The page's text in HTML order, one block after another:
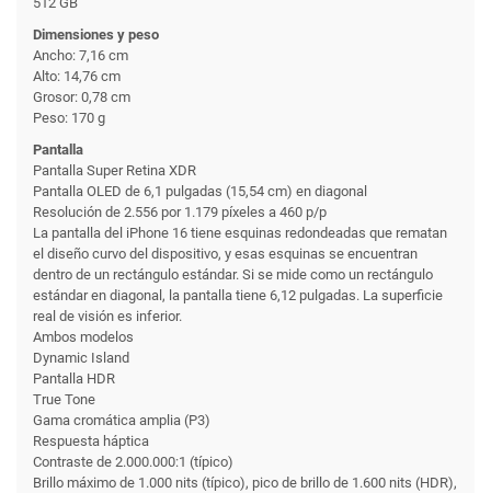
Dimensiones y peso
Ancho: 7,16 cm
Alto: 14,76 cm
Grosor: 0,78 cm
Peso: 170 g
Pantalla
Pantalla Super Retina XDR
Pantalla OLED de 6,1 pulgadas (15,54 cm) en diagonal
Resolución de 2.556 por 1.179 píxeles a 460 p/p
La pantalla del iPhone 16 tiene esquinas redondeadas que rematan
el diseño curvo del dispositivo, y esas esquinas se encuentran
dentro de un rectángulo estándar. Si se mide como un rectángulo
estándar en diagonal, la pantalla tiene 6,12 pulgadas. La superficie
real de visión es inferior.
Ambos modelos
Dynamic Island
Pantalla HDR
True Tone
Gama cromática amplia (P3)
Respuesta háptica
Contraste de 2.000.000:1 (típico)
Brillo máximo de 1.000 nits (típico), pico de brillo de 1.600 nits (HDR),